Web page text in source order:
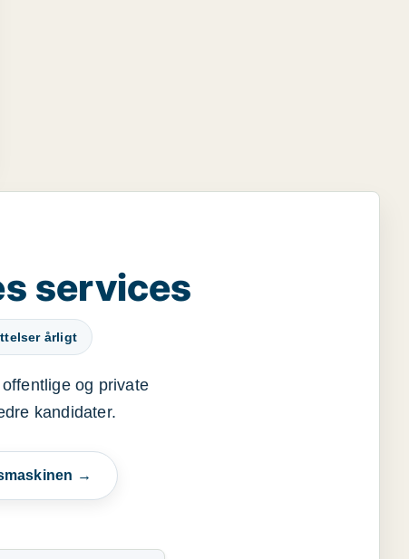
services
årligt
og private
kandidater.
→